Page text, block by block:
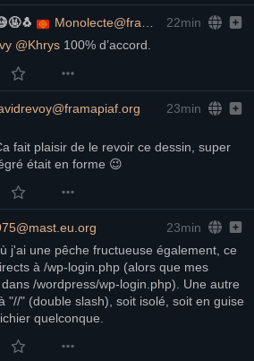
Monolecte@framapiaf.org
22min
@Khrys 100% d’accord.
23min
fait plaisir de le revoir ce dessin, super
était en forme 😉
23min
j'ai une pêche fructueuse également, ce
à /wp-login.php (alors que mes
/wordpress/wp-login.php). Une autre
"//" (double slash), soit isolé, soit en guise
quelconque.